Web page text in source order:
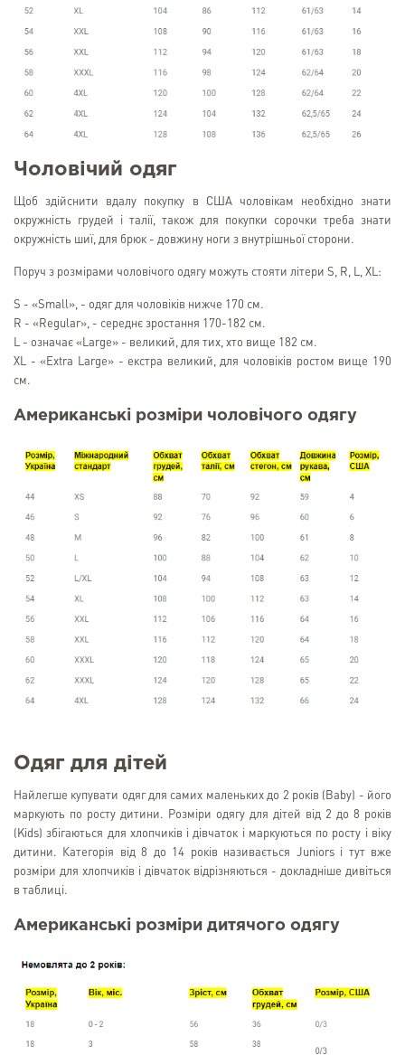
Чоловічий одяг
Щоб здійснити вдалу покупку в США чоловікам необхідно знати
окружність грудей і талії, також для покупки сорочки треба знати
окружність шиї, для брюк - довжину ноги з внутрішньої сторони.
Поруч з розмірами чоловічого одягу можуть стояти літери S, R, L, XL:
S - «Small», - одяг для чоловіків нижче 170 см.
R - «Regular», - середнє зростання 170-182 см.
L - означає «Large» - великий, для тих, хто вище 182 см.
XL - «Extra Large» - екстра великий, для чоловіків ростом вище 190
см.
Американські розміри чоловічого одягу
Одяг для дітей
Найлегше купувати одяг для самих маленьких до 2 років (Baby) - його
маркують по росту дитини. Розміри одягу для дітей від 2 до 8 років
(Kids) збігаються для хлопчиків і дівчаток і маркуються по росту і віку
дитини. Категорія від 8 до 14 років називається Juniors і тут вже
розміри для хлопчиків і дівчаток відрізняються - докладніше дивіться
в таблиці.
Американські розміри дитячого одягу